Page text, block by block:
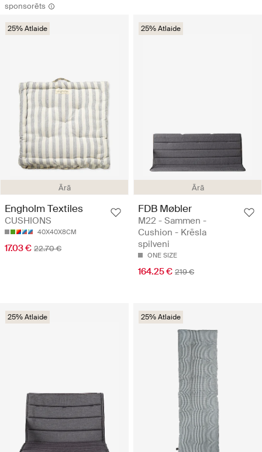
sponsorēts
Ārā
25% Atlaide
Engholm Textiles
CUSHIONS
40X40X8CM
17.03 € 22.70 €
Ārā
25% Atlaide
FDB Møbler
M22 - Sammen -
Cushion - Krēsla
spilveni
ONE SIZE
164.25 € 219 €
25% Atlaide 25% Atlaide